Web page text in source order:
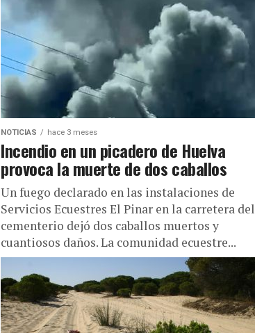
NOTICIAS hace 3 meses
Incendio en un picadero de Huelva
provoca la muerte de dos caballos
Un fuego declarado en las instalaciones de
Servicios Ecuestres El Pinar en la carretera del
cementerio dejó dos caballos muertos y
cuantiosos daños. La comunidad ecuestre...